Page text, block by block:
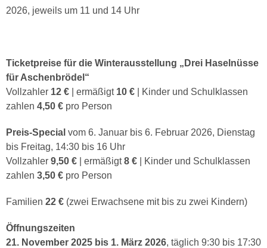
2026, jeweils um 11 und 14 Uhr
Ticketpreise für die Winterausstellung „Drei Haselnüsse
für Aschenbrödel“
Vollzahler 12 € ermäßigt 10 €
| Kinder und Schulklassen
zahlen 4,50 € pro Person
Preis-Special vom 6. Januar bis 6. Februar 2026, Dienstag
bis Freitag, 14:30 bis 16 Uhr
Vollzahler 9,50 € ermäßigt8 €
| Kinder und Schulklassen
zahlen 3,50 € pro Person
Familien 22 € (zwei Erwachsene mit bis zu zwei Kindern)
Öffnungszeiten
21. November 2025 bis 1. März 2026, täglich 9:30 bis 17:30